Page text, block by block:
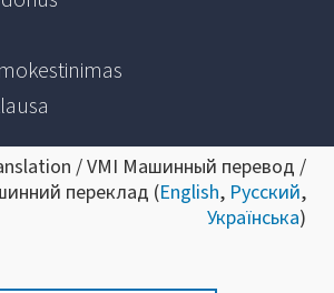
/ VMI Машинный перевод /
переклад (English, Русский,
Українська)